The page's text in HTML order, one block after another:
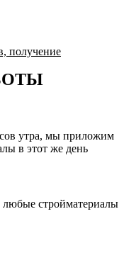
получение
утра, мы приложим
в этот же день
любые стройматериалы